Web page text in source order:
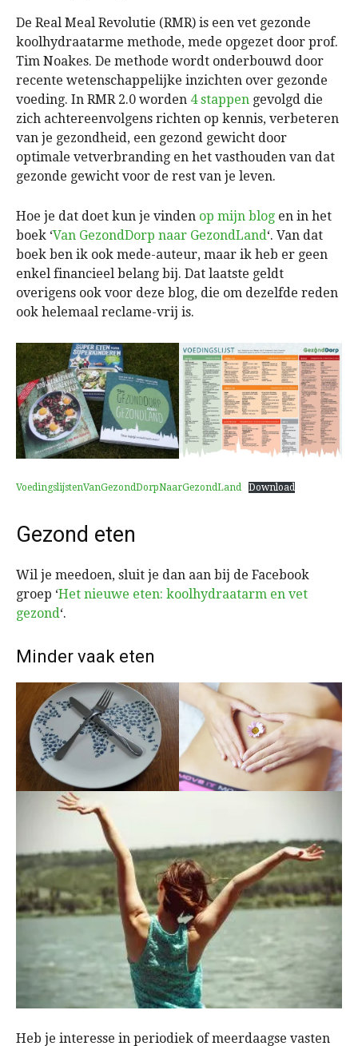
De Real Meal Revolutie (RMR) is een vet gezonde
koolhydraatarme methode, mede opgezet door prof.
Tim Noakes. De methode wordt onderbouwd door
recente wetenschappelijke inzichten over gezonde
voeding. In RMR 2.0 worden 4 stappen gevolgd die
zich achtereenvolgens richten op kennis, verbeteren
van je gezondheid, een gezond gewicht door
optimale vetverbranding en het vasthouden van dat
gezonde gewicht voor de rest van je leven.
Hoe je dat doet kun je vinden op mijn blog en in het
boek ‘Van GezondDorp naar GezondLand‘. Van dat
boek ben ik ook mede-auteur, maar ik heb er geen
enkel financieel belang bij. Dat laatste geldt
overigens ook voor deze blog, die om dezelfde reden
ook helemaal reclame-vrij is.
VoedingslijstenVanGezondDorpNaarGezondLand Download
Gezond eten
Wil je meedoen, sluit je dan aan bij de Facebook
groep ‘Het nieuwe eten: koolhydraatarm en vet
gezond‘.
Minder vaak eten
Heb je interesse in periodiek of meerdaagse vasten